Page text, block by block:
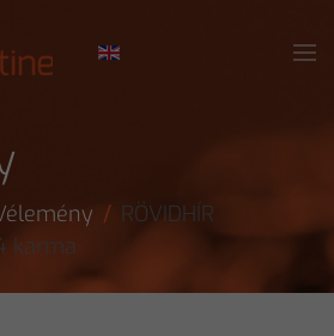
RÖVIDHÍR
karma